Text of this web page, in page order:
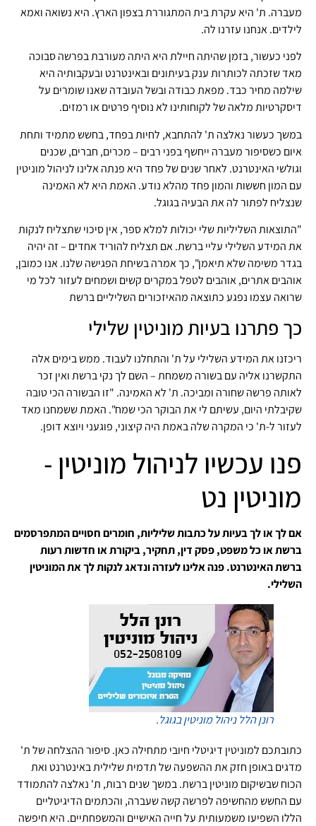
מעברה. ת' היא עקרת בית המתגוררת בצפון הארץ. היא נשואה ואמא
לילדים. אנחנו עזרנו לה.
לפני כעשור, בזמן שהיתה חיילת היא היתה מעורבת בפרשה סבוכה
מאד שזכתה לכותרות ענק בעיתונים ובאינטרנט ובעקבותיה היא
שילמה מחיר כבד. מפאת כבודה ובשל העובדה שאנו שומרים על
דיסקרטיות מלאה של לקוחותינו לא נוסיף פרטים או רמזים.
במשך כעשור נאלצה ת' להתחבא, לחיות בפחד, בחשש מתמיד ותחת
איום כשסיפור מעברה ייחשף בפני רבים – מכרים, חברים, שכנים
וגולשי האינטרנט. לאחר שנים של פחד היא פנתה אלינו לניהול מוניטין
עם המון חששות והמון פחד מהלא נודע. האמת היא לא האמינה
שנצליח לפתור לה את הבעיה בגוגל.
"התוצאות השליליות שלי יכולות למלא ספר, אין סיכוי שתצליח לנקות
את המידע השלילי עליי ברשת. אם תצליח להוריד אחדים – זה יהיה
בגדר משימה שלא תיאמן", כך אמרה בשיחת הפגישה שלנו. אנו כמובן,
אוהבים אתרים, אוהבים לטפל במקרים קשים ושמחים לעזור לכל מי
שרואה עצמו נפגע כתוצאה מהאיזכורים השליליים ברשת
כך פתרנו בעיות מוניטין שלילי
ריכזנו את המידע השלילי על ת' והתחלנו לעבוד. ממש בימים אלה
התקשרנו אליה עם בשורה משמחת – השם לך נקי ברשת ואין זכר
לאותה פרשה שחורה ומביכה. ת' לא האמינה. "זו הבשורה הכי טובה
שקיבלתי היום, עשיתם לי את הבוקר הכי שמח". האמת ששמחנו מאד
לעזור ל-ת' כי המקרה שלה באמת היה קיצוני, פוגעני ויוצא דופן.
פנו עכשיו לניהול מוניטין -
מוניטין נט
אם לך או לך בעיות על כתבות שליליות, חומרים חסויים המתפרסמים
ברשת או כל משפט, פסק דין, תחקיר, ביקורת או חדשות רעות
ברשת האינטרנט. פנה אלינו לעזרה ונדאג לנקות לך את המוניטין
השלילי.
רונן הלל ניהול מוניטין בגוגל.
כתובתכם למוניטין דיגיטלי חיובי מתחילה כאן. סיפור ההצלחה של ת'
מדגים באופן חזק את ההשפעה של תדמית שלילית באינטרנט ואת
הכוח שבשיקום מוניטין ברשת. במשך שנים רבות, ת' נאלצה להתמודד
עם החשש מהחשיפה לפרשה קשה שעברה, והכתמים הדיגיטליים
הללו השפיעו משמעותית על חייה האישיים והמשפחתיים. היא חיפשה